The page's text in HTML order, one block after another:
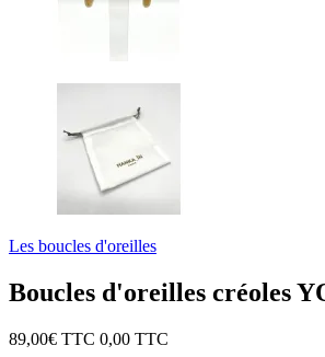
Les boucles d'oreilles
Boucles d'oreilles créoles
89,00€ TTC 0,00 TTC